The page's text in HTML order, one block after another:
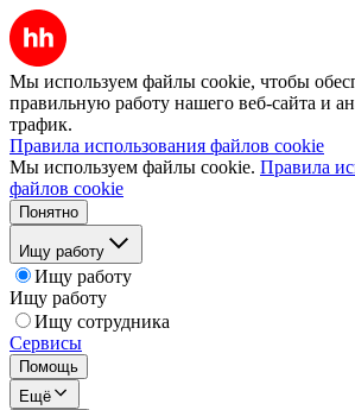
Мы используем файлы cookie, чтобы
правильную работу нашего веб-сайта и
трафик.
Правила использования файлов cookie
Мы используем файлы cookie. Правила
файлов cookie
Понятно
Ищу работу
Ищу работу
Ищу работу
Ищу сотрудника
Сервисы
Помощь
Ещё